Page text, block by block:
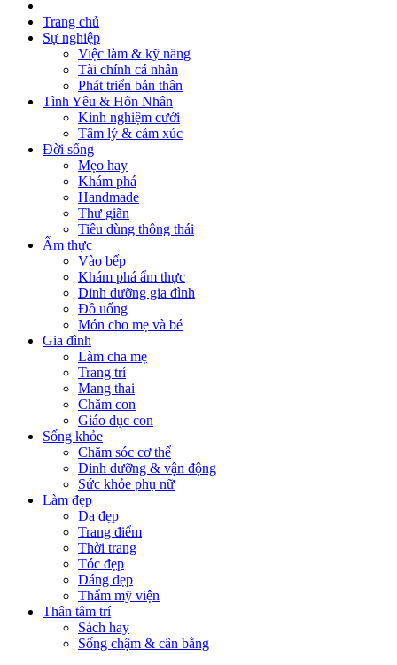
Trang chủ
Sự nghiệp
Việc làm & kỹ năng
Tài chính cá nhân
Phát triển bản thân
Tình Yêu & Hôn Nhân
Kinh nghiệm cưới
Tâm lý & cảm xúc
Đời sống
Mẹo hay
Khám phá
Handmade
Thư giãn
Tiêu dùng thông thái
Ẩm thực
Vào bếp
Khám phá ẩm thực
Dinh dưỡng gia đình
Đồ uống
Món cho mẹ và bé
Gia đình
Làm cha mẹ
Trang trí
Mang thai
Chăm con
Giáo dục con
Sống khỏe
Chăm sóc cơ thể
Dinh dưỡng & vận động
Sức khỏe phụ nữ
Làm đẹp
Da đẹp
Trang điểm
Thời trang
Tóc đẹp
Dáng đẹp
Thẩm mỹ viện
Thân tâm trí
Sách hay
Sống chậm & cân bằng